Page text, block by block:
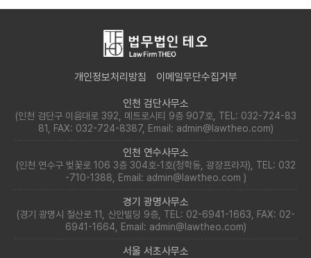
개인정보처리방침 이메일무단수집거부
인천 검단사무소
(인천 검단구 이음대로 392, 메트로시티 9층 907호, TEL: 032-724-83
81, FAX: 032-724-8387, Email: admin@lawtheo.com)
인천 연수사무소
(인천 연수구 벚꽃로 106 3층 304호-1호(청학동, 광장프라자), TEL: 032
-710-1388, Email: admin@lawtheo.com )
경기 광명사무소
(경기 광명시 철산로 11, 신안빌딩 9층, TEL: 02-6941-1663, FAX: 02-
6941-1664, Email: admin@lawtheo.com)
서울 서초사무소